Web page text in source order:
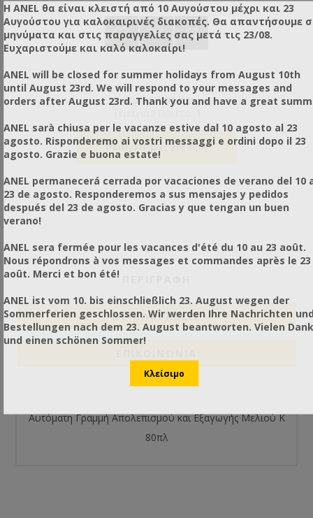
Βάρος: 1,00 Kg
Ρωτήστε μας για τιμή
ΑΞΙΟΛΟΓΉΣΕΙΣ
Αυτόματη Γραμμή Απολεπισμού και Εξαγωγής Μελιού K
80πλ
Η ANEL θα είναι κλειστή από 10 Αυγούστου μέχρι και 23
Αυγούστου για καλοκαιρινές διακοπές. Θα απαντήσουμε
μηνύματα και στις παραγγελίες σας μετά τις 23/08.
Ευχαριστούμε και καλό καλοκαίρι!
ANEL will be closed for summer holidays from August 10th
until August 23rd. We will respond to your messages and
orders after August 23rd. Thank you and have a great
ANEL sarà chiusa per le vacanze estive dal 10 agosto al 23
agosto. Risponderemo ai vostri messaggi e ordini dopo il 23
agosto. Grazie e buona estate!
ANEL permanecerá cerrada por vacaciones de verano del 10
23 de agosto. Responderemos a sus mensajes y pedidos
después del 23 de agosto. Gracias y que tengan un buen
verano!
ANEL sera fermée pour les vacances d'été du 10 au 23 août.
Nous répondrons à vos messages et commandes après le 23
août. Merci et bon été!
ANEL ist vom 10. bis einschließlich 23. August wegen der
Sommerferien geschlossen. Wir werden Ihre Nachrichten
Bestellungen nach dem 23. August beantworten. Vielen Dank
und einen schönen Sommer!